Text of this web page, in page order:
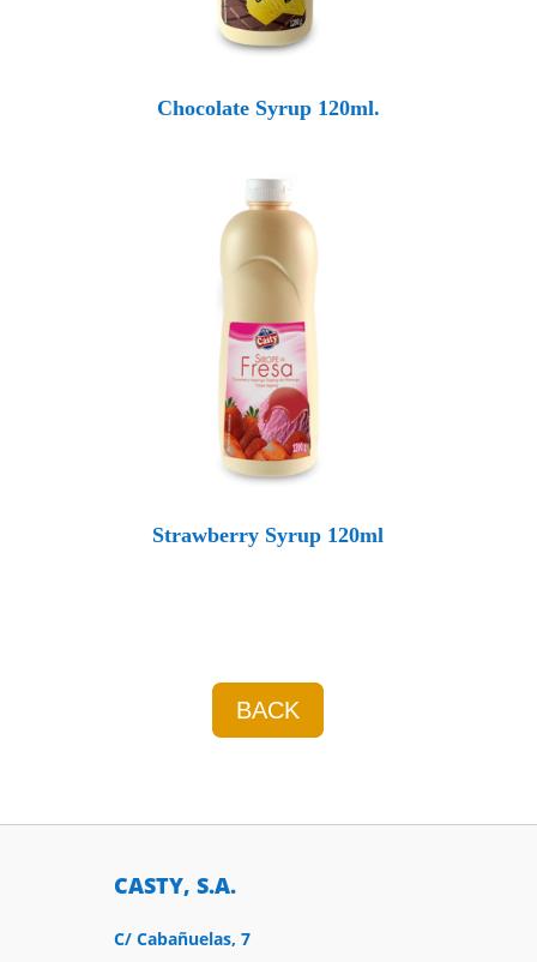
Chocolate Syrup 120ml.
Strawberry Syrup 120ml
BACK
CASTY, S.A.
C/ Cabañuelas, 7